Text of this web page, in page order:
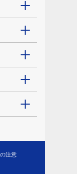
注意